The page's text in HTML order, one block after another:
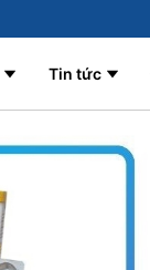
Tin tức